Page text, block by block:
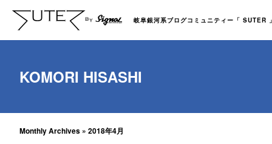
岐阜銀河系ブログコミュニティー「
KOMORI HISASHI
Monthly Archives » 2018年4月